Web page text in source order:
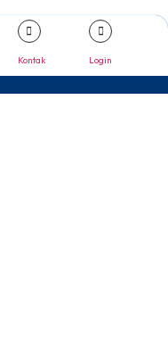
Kontak Login